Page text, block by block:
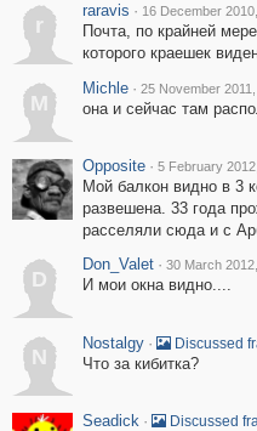
r
raravis · 16 December
Почта, по крайней
которого краешек
M
Michle · 25 November
она и сейчас там
Opposite · 5 February
Мой балкон видно в 3
развешена. 33 года
расселяли сюда и с
D
Don_Valet · 30 March
И мои окна видно....
N
Nostalgy · Discussed
Что за кибитка?
Seadick · Discussed